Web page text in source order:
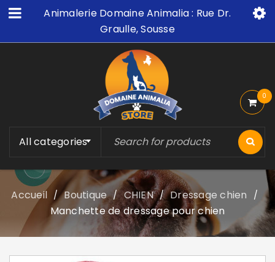
Animalerie Domaine Animalia : Rue Dr.
Graulle, Sousse
All categories
0
Accueil / Boutique / CHIEN / Dressage chien /
Manchette de dressage pour chien